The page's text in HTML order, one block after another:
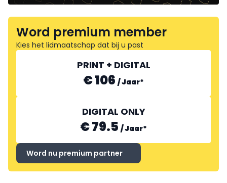
Word premium member
Kies het lidmaatschap dat bij u past
PRINT + DIGITAL
€ 106 /Jaar*
DIGITAL ONLY
€ 79.5 /Jaar*
Word nu premium partner